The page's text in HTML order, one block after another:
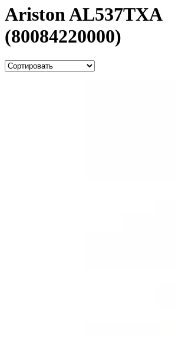
Ariston AL537TXA
(80084220000)